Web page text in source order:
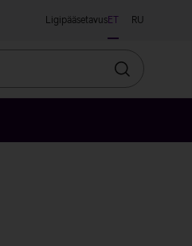
LigipääsetavusET RU
Otsin